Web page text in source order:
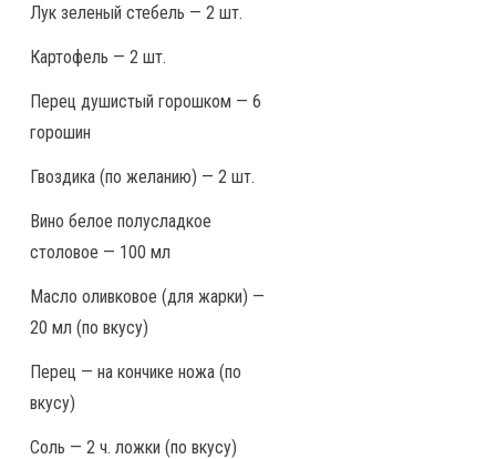
Лук зеленый стебель — 2 шт.
Картофель — 2 шт.
Перец душистый горошком — 6
горошин
Гвоздика (по желанию) — 2 шт.
Вино белое полусладкое
столовое — 100 мл
Масло оливковое (для жарки) —
20 мл (по вкусу)
Перец — на кончике ножа (по
вкусу)
Соль — 2 ч. ложки (по вкусу)